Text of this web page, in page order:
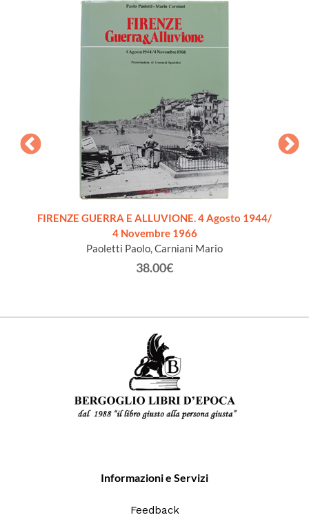
FIRENZE GUERRA E ALLUVIONE. 4 Agosto 1944/
4 Novembre 1966
Paoletti Paolo, Carniani Mario
38.00€
Informazioni e Servizi
Feedback